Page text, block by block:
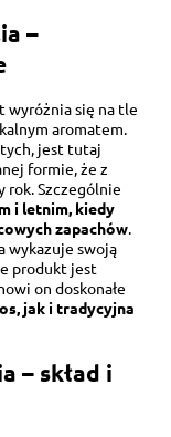
–
wyróżnia się na tle
aromatem.
jest tutaj
formie, że z
rok. Szczególnie
i letnim, kiedy
zapachów.
wykazuje swoją
produkt jest
on doskonałe
jak i tradycyjna
– skład i